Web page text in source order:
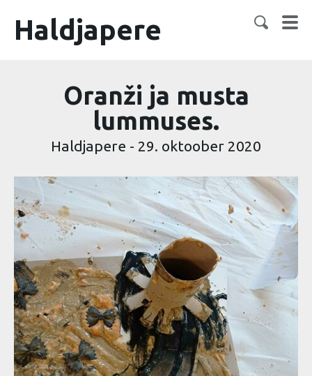
Haldjapere
Oranži ja musta
lummuses.
Haldjapere - 29. oktoober 2020